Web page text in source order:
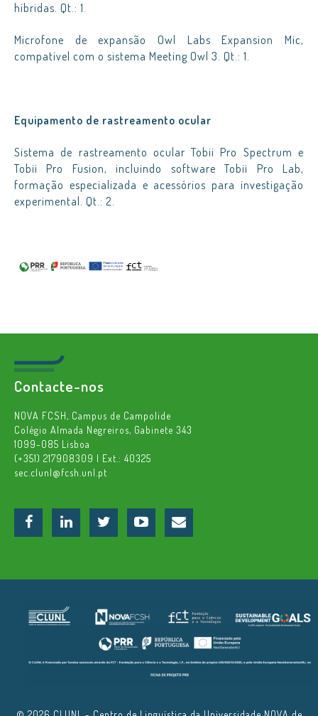
híbridas. Qt.: 1.
Microfone de expansão Owl Labs Expansion Mic,
compatível com o sistema Meeting Owl 3. Qt.: 1.
Equipamento de rastreamento ocular
Sistema de rastreamento ocular Tobii Pro Spectrum e
Tobii Pro Fusion, incluindo software Tobii Pro Lab,
formação especializada e acessórios para investigação
experimental. Qt.: 2.
Contacte-nos
NOVA FCSH, Campus de Campolide
Colégio Almada Negreiros, Gabinete 343
1099-085 Lisboa
(+351) 217908309 | Ext.: 40325
sec.clunl@fcsh.unl.pt